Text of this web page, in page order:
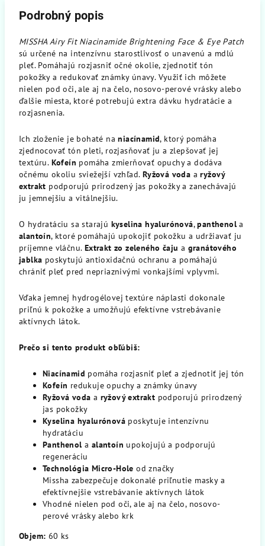
Podrobný popis
MISSHA Airy Fit Niacinamide Brightening Face & Eye Patch
sú určené na intenzívnu starostlivosť o unavenú a mdlú
pleť. Pomáhajú rozjasniť očné okolie, zjednotiť tón
pokožky a redukovať známky únavy. Využiť ich môžete
nielen pod oči, ale aj na čelo, nosovo-perové vrásky alebo
ďalšie miesta, ktoré potrebujú extra dávku hydratácie a
rozjasnenia.
Ich zloženie je bohaté naniacínamid, ktorý pomáha
zjednocovať tón pleti, rozjasňovať ju a zlepšovať jej
textúru. Kofeín pomáha zmierňovať opuchy a dodáva
očnému okoliu sviežejší vzhľad. Ryžová voda a ryžový
extrakt podporujú prirodzený jas pokožky a zanechávajú
ju jemnejšiu a vitálnejšiu.
O hydratáciu sa starajú kyselina hyalurónová,panthenol a
alantoín, ktoré pomáhajú upokojiť pokožku a udržiavať ju
príjemne vláčnu. Extrakt zo zeleného čaju a granátového
jablka poskytujú antioxidačnú ochranu a pomáhajú
chrániť pleť pred nepriaznivými vonkajšími vplyvmi.
Vďaka jemnej hydrogélovej textúre náplasti dokonale
priľnú k pokožke a umožňujú efektívne vstrebávanie
aktívnych látok.
Prečo si tento produkt obľúbiš:
Niacínamid pomáha rozjasniť pleť a zjednotiť jej tón
Kofeín redukuje opuchy a známky únavy
Ryžová voda a ryžový extrakt podporujú prirodzený
jas pokožky
Kyselina hyalurónová poskytuje intenzívnu
hydratáciu
Panthenol a alantoín upokojujú a podporujú
regeneráciu
Technológia Micro-Holeod značky
Missha zabezpečuje dokonalé priľnutie masky a
efektívnejšie vstrebávanie aktívnych látok
Vhodné nielen pod oči, ale aj na čelo, nosovo-
perové vrásky alebo krk
Objem: 60 ks